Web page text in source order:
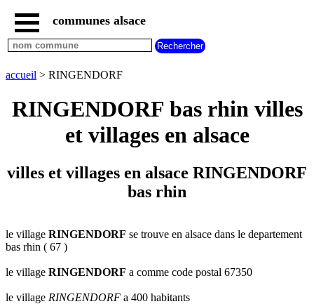
accueil
villes
rhin
commencant
B C D E F
G
L M
N
V
W X Y Z
par
A B C D
H
I J K L M
N
communes alsace
accueil > RINGENDORF
RINGENDORF bas rhin villes
et villages en alsace
villes et villages en alsace RINGENDORF
bas rhin
le village RINGENDORF se trouve en alsace dans le departement
bas rhin ( 67 )
le village RINGENDORF a comme code postal 67350
le village RINGENDORF a 400 habitants